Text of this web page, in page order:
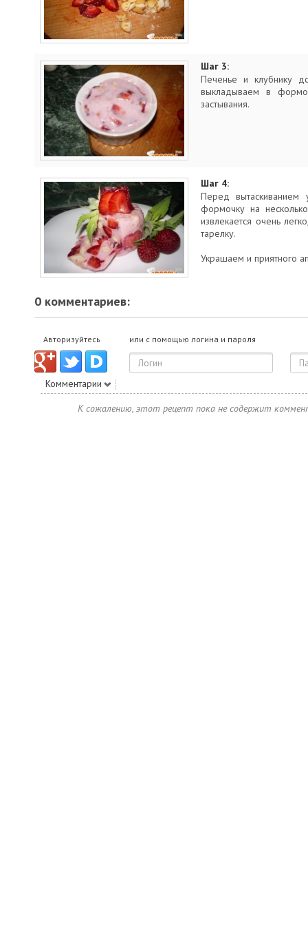
Шаг 3:
Печенье и клубнику
выкладываем в
застывания.
Шаг 4:
Перед вытаскиванием
формочку на
извлекается очень
тарелку.
Украшаем и приятного
0 комментариев:
Авторизуйтесь или с помощью логина и пароля
Комментарии
К сожалению, этот рецепт пока не содержит